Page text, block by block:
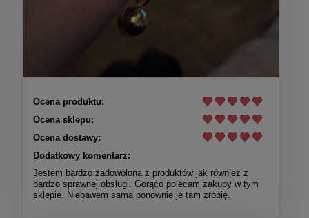
Ocena produktu:
Ocena sklepu:
Ocena dostawy:
Dodatkowy komentarz:
Jestem bardzo zadowolona z produktów jak również z
bardzo sprawnej obsługi. Gorąco polecam zakupy w tym
sklepie. Niebawem sama ponownie je tam zrobię.